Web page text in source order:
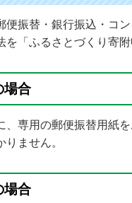
便振替・銀行振込・コ
を「ふるさとづくり寄
場合
、専用の郵便振替用紙
ません。
場合